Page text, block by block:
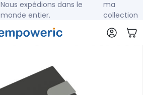
Nous expédions dans le
monde entier.
ma
collection